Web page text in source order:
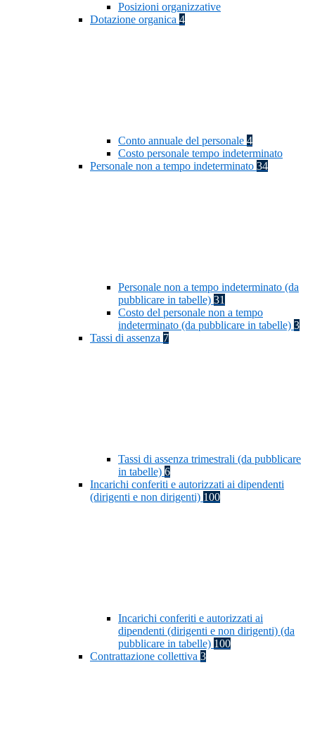
Posizioni organizzative
Dotazione organica 4
Conto annuale del personale 4
Costo personale tempo indeterminato
Personale non a tempo indeterminato 34
Personale non a tempo indeterminato (da
pubblicare in tabelle) 31
Costo del personale non a tempo
indeterminato (da pubblicare in tabelle) 3
Tassi di assenza 7
Tassi di assenza trimestrali (da pubblicare
in tabelle) 6
Incarichi conferiti e autorizzati ai dipendenti
(dirigenti e non dirigenti) 100
Incarichi conferiti e autorizzati ai
dipendenti (dirigenti e non dirigenti) (da
pubblicare in tabelle) 100
Contrattazione collettiva 3